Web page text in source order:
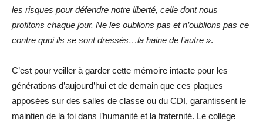
les risques pour défendre notre liberté, celle dont nous
profitons chaque jour. Ne les oublions pas et n’oublions pas ce
contre quoi ils se sont dressés…la haine de l’autre ».
C’est pour veiller à garder cette mémoire intacte pour les
générations d’aujourd’hui et de demain que ces plaques
apposées sur des salles de classe ou du CDI, garantissent le
maintien de la foi dans l’humanité et la fraternité. Le collège